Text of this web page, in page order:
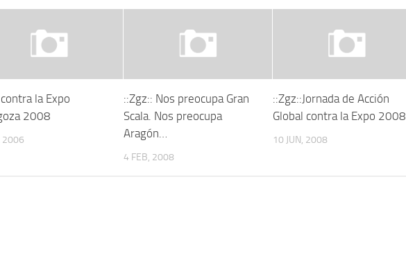
la Expo
2008
2006
::Zgz:: Nos preocupa Gran
Scala. Nos preocupa
Aragón…
4 FEB, 2008
::Zgz::Jornada de Acción
Global contra la Expo 2008
10 JUN, 2008